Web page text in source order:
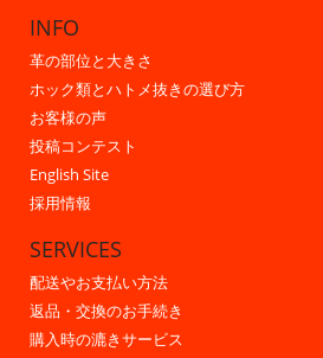
INFO
革の部位と大きさ
ホック類とハトメ抜きの選び方
お客様の声
投稿コンテスト
English Site
採用情報
SERVICES
配送やお支払い方法
返品・交換のお手続き
購入時の漉きサービス